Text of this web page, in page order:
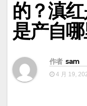
的？滇
是产自
作者 sam
4 月 19,